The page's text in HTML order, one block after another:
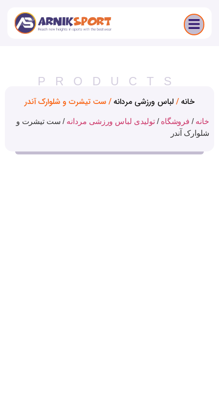
PRODUCTS
لباس ورزشی مردانه/ ست تیشرت و شلوارک آندر
فروشگاه/ تولیدی لباس ورزشی مردانه/ ست تیشرت و
آندر